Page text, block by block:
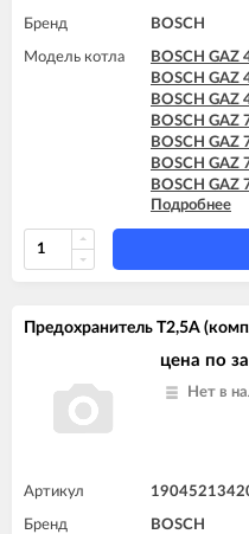
Бренд BOSCH
Модель котла
BOSCH GAZ
BOSCH GAZ
BOSCH GAZ
BOSCH GAZ
BOSCH GAZ
BOSCH GAZ
BOSCH
BOSCH GAZ
BOSCH GAZ
BOSCH
BOSCH GAZ
Подробнее
Предохранитель T2,5A
цена по
Нет в
Артикул
Бренд BOSCH